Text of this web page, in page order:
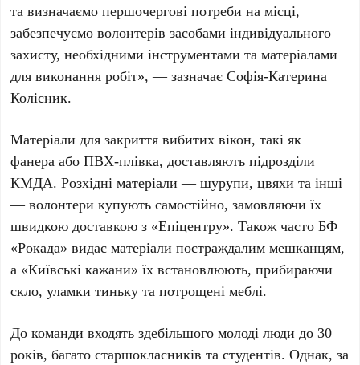
та визначаємо першочергові потреби на місці,
забезпечуємо волонтерів засобами індивідуального
захисту, необхідними інструментами та матеріалами
для виконання робіт», — зазначаєСофія-Катерина
Колісник.
Матеріали для закриття вибитих вікон, такі як
фанера абоПВХ-плівка, доставляють підрозділи
КМДА. Розхідні матеріали —шурупи, цвяхи та інші
— волонтери купують самостійно, замовляючи їх
швидкою доставкою з «Епіцентру». Також частоБФ
«Рокада» видає матеріали постраждалим мешканцям,
а «Київські кажани» їх встановлюють, прибираючи
скло, уламки тиньку та потрощені меблі.
До команди входять здебільшого молоді люди до30
років, багато старшокласників та студентів. Однак, за